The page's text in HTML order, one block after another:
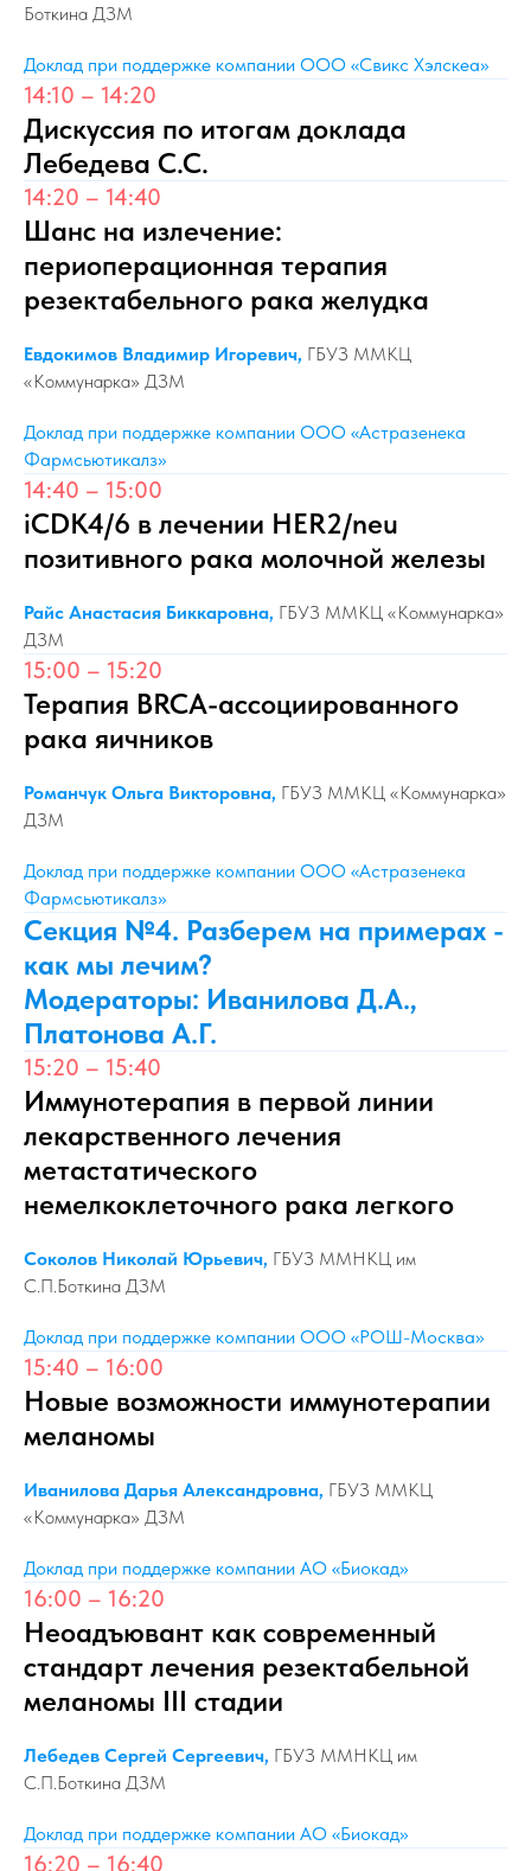
Боткина ДЗМ
Доклад при поддержке компании ООО «Свикс Хэлскеа»
14:10 – 14:20
Дискуссия по итогам доклада
Лебедева С.С.
14:20 – 14:40
Шанс на излечение:
периоперационная терапия
резектабельного рака желудка
Евдокимов Владимир Игоревич, ГБУЗ ММКЦ
«Коммунарка» ДЗМ
Доклад при поддержке компании ООО «Астразенека
Фармсьютикалз»
14:40 – 15:00
iCDK4/6 в лечении HER2/neu
позитивного рака молочной железы
Райс Анастасия Биккаровна, ГБУЗ ММКЦ «Коммунарка»
ДЗМ
15:00 – 15:20
Терапия BRCA-ассоциированного
рака яичников
Романчук Ольга Викторовна, ГБУЗ ММКЦ «Коммунарка»
ДЗМ
Доклад при поддержке компании ООО «Астразенека
Фармсьютикалз»
Секция №4. Разберем на примерах -
как мы лечим?
Модераторы: Иванилова Д.А.,
Платонова А.Г.
15:20 – 15:40
Иммунотерапия в первой линии
лекарственного лечения
метастатического
немелкоклеточного рака легкого
Соколов Николай Юрьевич, ГБУЗ ММНКЦ им
С.П.Боткина ДЗМ
Доклад при поддержке компании ООО «РОШ-Москва»
15:40 – 16:00
Новые возможности иммунотерапии
меланомы
Иванилова Дарья Александровна, ГБУЗ ММКЦ
«Коммунарка» ДЗМ
Доклад при поддержке компании АО «Биокад»
16:00 – 16:20
Неоадъювант как современный
стандарт лечения резектабельной
меланомы III стадии
Лебедев Сергей Сергеевич, ГБУЗ ММНКЦ им
С.П.Боткина ДЗМ
Доклад при поддержке компании АО «Биокад»
16:20 – 16:40